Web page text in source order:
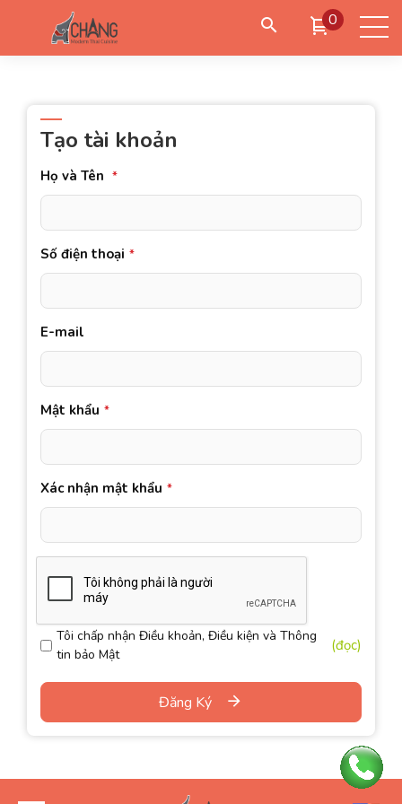
0
Đăng nhập/Tạo tài khoản
Tạo tài khoản
Họ và Tên *
Số điện thoại *
E-mail
Mật khẩu *
Xác nhận mật khẩu *
Tôi chấp nhận Điều khoản, Điều kiện và Thông
tin bảo Mật
(đọc)
Đăng Ký